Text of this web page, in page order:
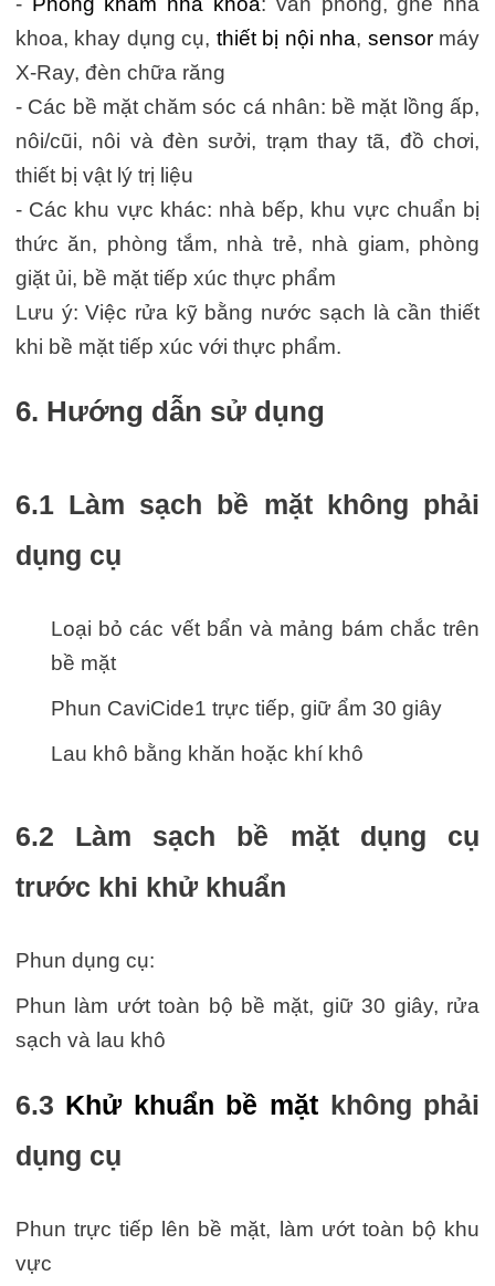
khoa, khay dụng cụ, thiết bị nội nha, sensormáy
X-Ray, đèn chữa răng
- Các bề mặt chăm sóc cá nhân: bề mặt lồng ấp,
nôi/cũi, nôi và đèn sưởi, trạm thay tã, đồ chơi,
thiết bị vật lý trị liệu
- Các khu vực khác: nhà bếp, khu vực chuẩn bị
thức ăn, phòng tắm, nhà trẻ, nhà giam, phòng
giặt ủi, bề mặt tiếp xúc thực phẩm
Lưu ý: Việc rửa kỹ bằng nước sạch là cần thiết
khi bề mặt tiếp xúc với thực phẩm.
6. Hướng dẫn sử dụng
6.1 Làm sạch bề mặt không phải
dụng cụ
Loại bỏ các vết bẩn và mảng bám chắc trên
bề mặt
Phun CaviCide1 trực tiếp, giữ ẩm 30 giây
Lau khô bằng khăn hoặc khí khô
6.2 Làm sạch bề mặt dụng cụ
trước khi khử khuẩn
Phun dụng cụ:
Phun làm ướt toàn bộ bề mặt, giữ 30 giây, rửa
sạch và lau khô
6.3 Khử khuẩn bề mặt không phải
dụng cụ
Phun trực tiếp lên bề mặt, làm ướt toàn bộ khu
vực